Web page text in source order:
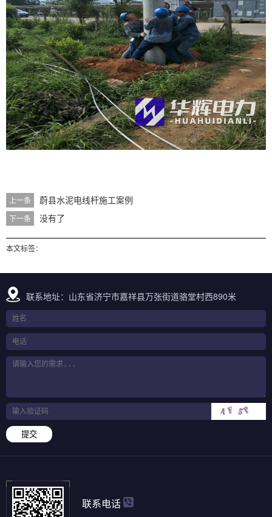
上一条 蔚县水泥电线杆施工案例
下一条 没有了
本文标签：
联系地址：山东省济宁市嘉祥县万张街道骆堂村西890米
提交
联系电话